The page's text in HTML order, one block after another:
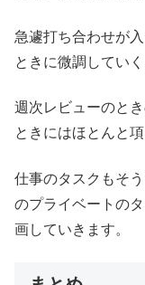
急遽打ち合わせが
ときに微調していく
週次レビューのと
ときにはほとんと
仕事のタスクもそ
のプライベートの
画していきます。